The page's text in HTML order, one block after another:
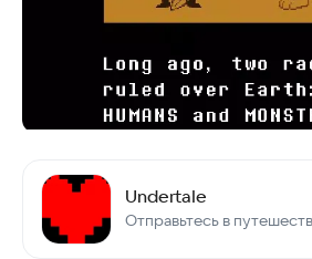
Undertale